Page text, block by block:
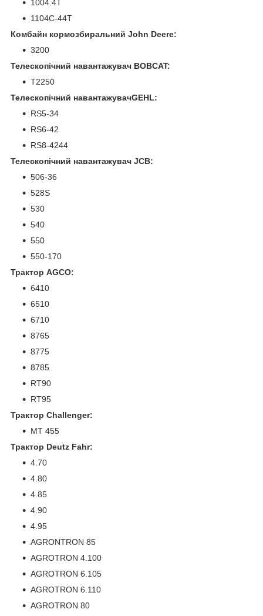
1004.4T
1104C-44T
Комбайн кормозбиральний John Deere:
3200
Телескопічний навантажувач BOBCAT:
T2250
Телескопічний навантажувачGEHL:
RS5-34
RS6-42
RS8-4244
Телескопічний навантажувач JCB:
506-36
528S
530
540
550
550-170
Трактор AGCO:
6410
6510
6710
8765
8775
8785
RT90
RT95
Трактор Challenger:
MT 455
Трактор Deutz Fahr:
4.70
4.80
4.85
4.90
4.95
AGRONTRON 85
AGROTRON 4.100
AGROTRON 6.105
AGROTRON 6.110
AGROTRON 80